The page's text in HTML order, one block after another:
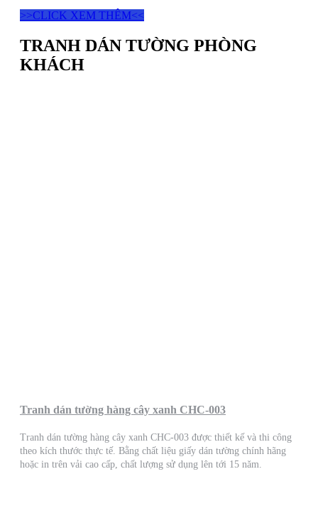
>>CLICK XEM THÊM<<
TRANH DÁN TƯỜNG PHÒNG
KHÁCH
Tranh dán tường hàng cây xanh CHC-003
Tranh dán tường hàng cây xanh CHC-003 được thiết kế và thi công
theo kích thước thực tế. Bằng chất liệu giấy dán tường chính hãng
hoặc in trên vải cao cấp, chất lượng sử dụng lên tới 15 năm.